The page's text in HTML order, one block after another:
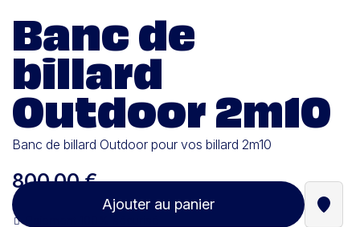
Banc de
billard
Outdoor 2m10
Banc de billard Outdoor pour vos billard 2m10
800,00 €
Ajouter au panier